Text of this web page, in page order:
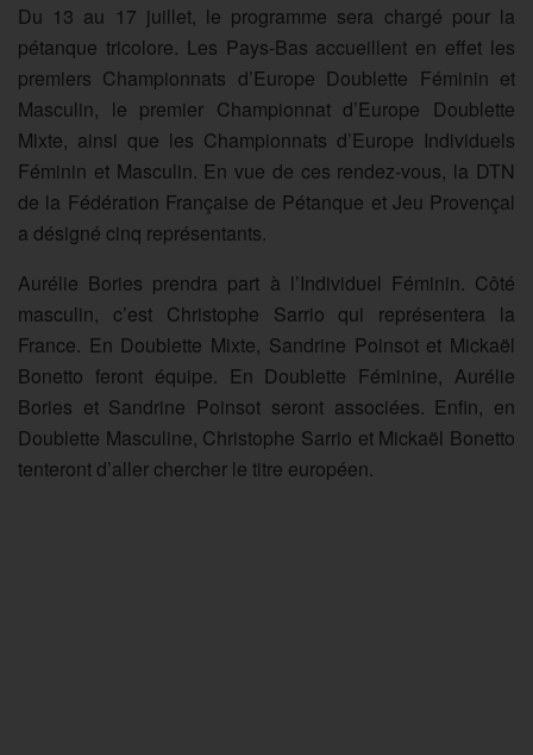
Du 13 au 17 juillet, le programme sera chargé pour la
pétanque tricolore. Les Pays-Bas accueillent en effet les
premiers Championnats d’Europe Doublette Féminin et
Masculin, le premier Championnat d’Europe Doublette
Mixte, ainsi que les Championnats d’Europe Individuels
Féminin et Masculin. En vue de ces rendez-vous, la DTN
de la Fédération Française de Pétanque et Jeu Provençal
a désigné cinq représentants.
Aurélie Bories prendra part à l’Individuel Féminin. Côté
masculin, c’est Christophe Sarrio qui représentera la
France. En Doublette Mixte, Sandrine Poinsot et Mickaël
Bonetto feront équipe. En Doublette Féminine, Aurélie
Bories et Sandrine Poinsot seront associées. Enfin, en
Doublette Masculine, Christophe Sarrio et Mickaël Bonetto
tenteront d’aller chercher le titre européen.